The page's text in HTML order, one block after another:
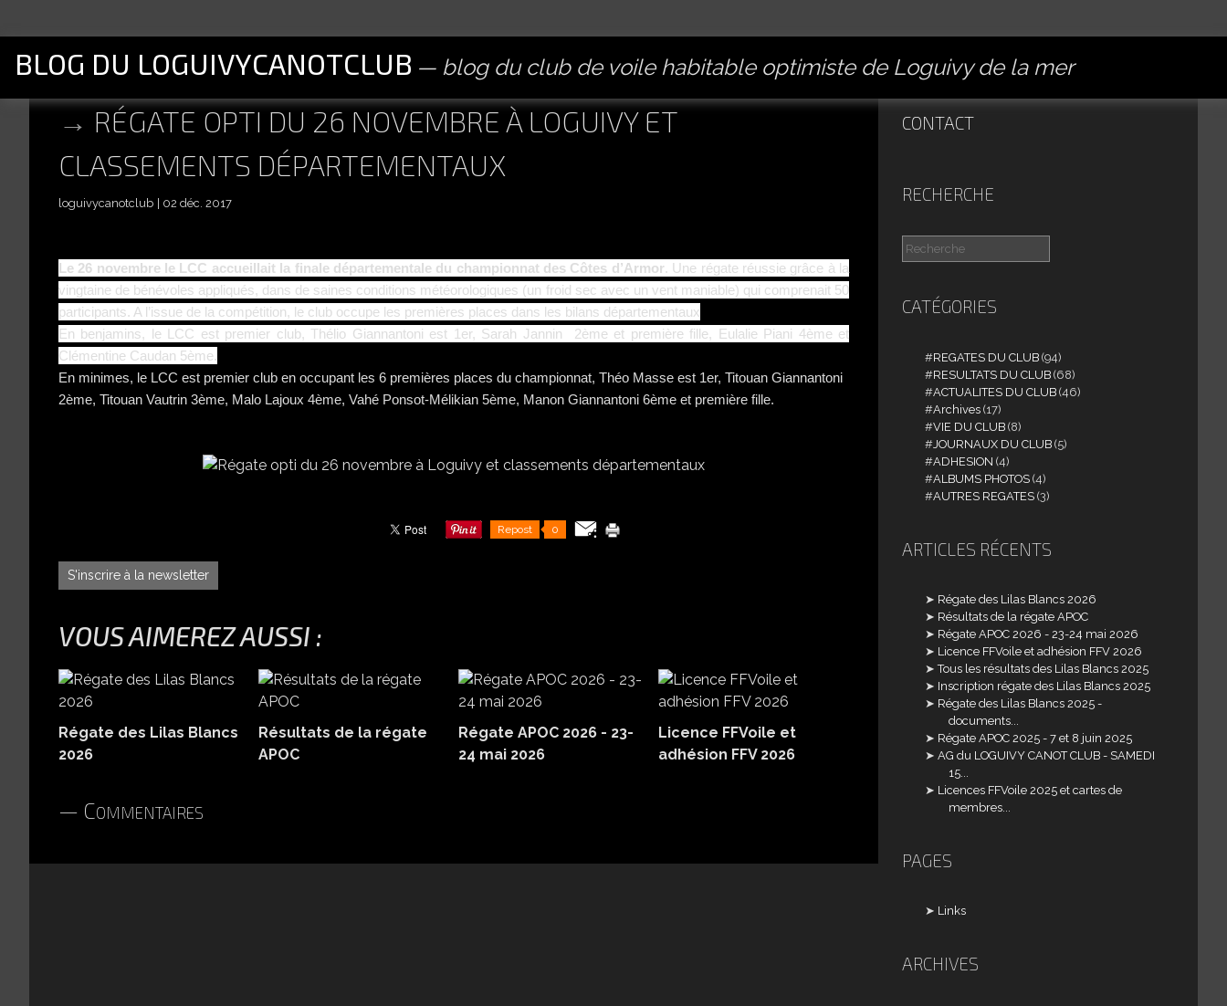
BLOG DU LOGUIVYCANOTCLUB blog du club de voile habitable optimiste de Loguivy de la mer
RÉGATE OPTI DU 26 NOVEMBRE À LOGUIVY ET
CLASSEMENTS DÉPARTEMENTAUX
loguivycanotclub 02 déc. 2017
Le 26 novembre le LCC accueillait la finale départementale du championnat des Côtes d’Armor. Une régate réussie grâce à la
vingtaine de bénévoles appliqués, dans de saines conditions météorologiques (un froid sec avec un vent maniable) qui comprenait 50
participants. A l’issue de la compétition, le club occupe les premières places dans les bilans départementaux
En benjamins, le LCC est premier club, Thélio Giannantoni est 1er, Sarah Jannin 2ème et première fille, Eulalie Piani 4ème et
Clémentine Caudan 5ème.
En minimes, le LCC est premier club en occupant les 6 premières places du championnat, Théo Masse est 1er, Titouan Giannantoni
2ème, Titouan Vautrin 3ème, Malo Lajoux 4ème, Vahé Ponsot-Mélikian 5ème, Manon Giannantoni 6ème et première fille.
Repost 0
S'inscrire à la newsletter
VOUS AIMEREZ AUSSI :
Régate des Lilas Blancs
2026
Résultats de la régate
APOC
Régate APOC 2026 - 23-
24 mai 2026
Licence FFVoile et
adhésion FFV 2026
Commentaires
CONTACT
RECHERCHE
CATÉGORIES
REGATES DU CLUB (94)
RESULTATS DU CLUB (68)
ACTUALITES DU CLUB (46)
Archives (17)
VIE DU CLUB (8)
JOURNAUX DU CLUB (5)
ADHESION (4)
ALBUMS PHOTOS (4)
AUTRES REGATES (3)
ARTICLES RÉCENTS
Régate des Lilas Blancs 2026
Résultats de la régate APOC
Régate APOC 2026 - 23-24 mai 2026
Licence FFVoile et adhésion FFV 2026
Tous les résultats des Lilas Blancs 2025
Inscription régate des Lilas Blancs 2025
Régate des Lilas Blancs 2025 -
documents...
Régate APOC 2025 - 7 et 8 juin 2025
AG du LOGUIVY CANOT CLUB - SAMEDI
15...
Licences FFVoile 2025 et cartes de
membres...
PAGES
Links
ARCHIVES